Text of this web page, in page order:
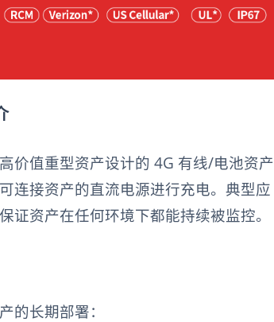
价值重型资产设计的 4G 有线/电池资产
连接资产的直流电源进行充电。典型应
证资产在任何环境下都能持续被监控。
的长期部署：